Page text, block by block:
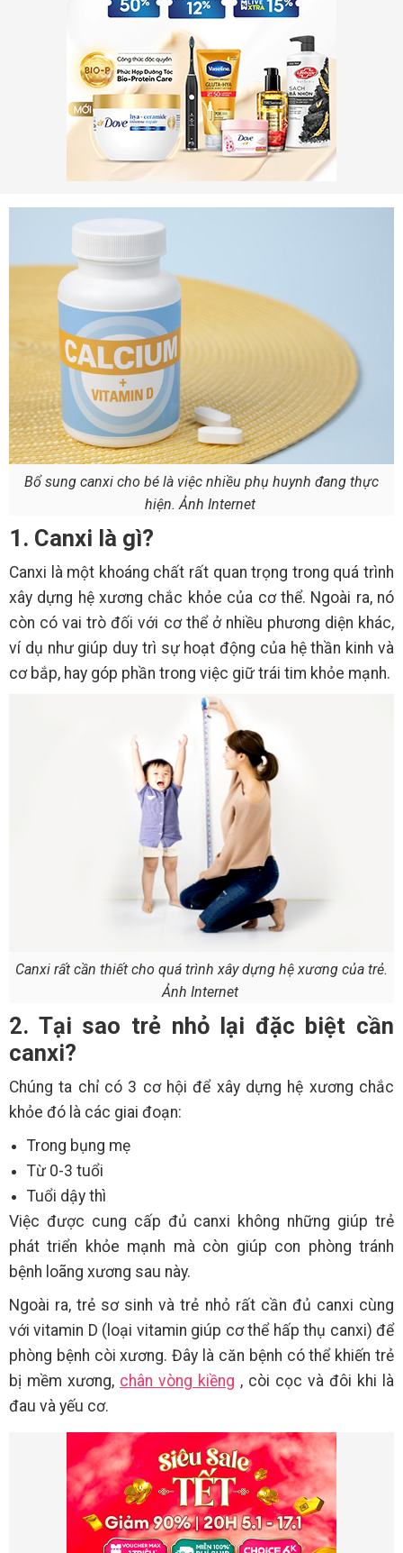
Bổ sung canxi cho bé là việc nhiều phụ huynh đang thực
hiện. Ảnh Internet
1. Canxi là gì?
Canxi là một khoáng chất rất quan trọng trong quá trình
xây dựng hệ xương chắc khỏe của cơ thể. Ngoài ra, nó
còn có vai trò đối với cơ thể ở nhiều phương diện khác,
ví dụ như giúp duy trì sự hoạt động của hệ thần kinh và
cơ bắp, hay góp phần trong việc giữ trái tim khỏe mạnh.
Canxi rất cần thiết cho quá trình xây dựng hệ xương của trẻ.
Ảnh Internet
2. Tại sao trẻ nhỏ lại đặc biệt cần
canxi?
Chúng ta chỉ có 3 cơ hội để xây dựng hệ xương chắc
khỏe đó là các giai đoạn:
Trong bụng mẹ
Từ 0-3 tuổi
Tuổi dậy thì
Việc được cung cấp đủ canxi không những giúp trẻ
phát triển khỏe mạnh mà còn giúp con phòng tránh
bệnh loãng xương sau này.
Ngoài ra, trẻ sơ sinh và trẻ nhỏ rất cần đủ canxi cùng
với vitamin D (loại vitamin giúp cơ thể hấp thụ canxi) để
phòng bệnh còi xương. Đây là căn bệnh có thể khiến trẻ
bị mềm xương, chân vòng kiềng , còi cọc và đôi khi là
đau và yếu cơ.